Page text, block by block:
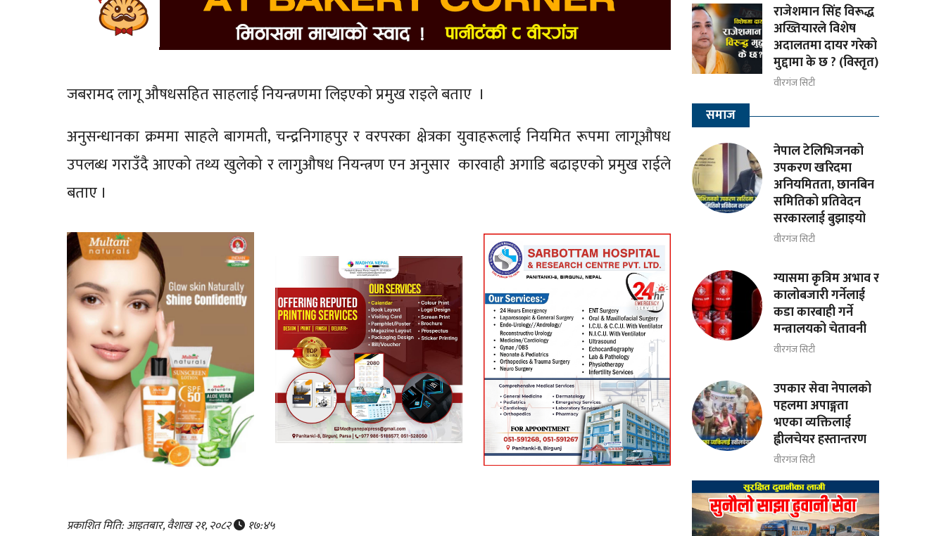
जबरामद लागू औषधसहित साहलाई नियन्त्रणमा लिइएको प्रमुख राइले बताए ।
अनुसन्धानका क्रममा साहले बागमती, चन्द्रनिगाहपुर र वरपरका क्षेत्रका युवाहरूलाई नियमित रूपमा लागूऔषध
उपलब्ध गराउँदै आएको तथ्य खुलेको र लागुऔषध नियन्त्रण एन अनुसार कारवाही अगाडि बढाइएको प्रमुख राईले
बताए ।
प्रकाशित मिति: आइतबार, वैशाख २१, २०८२ १७:४५
राजेशमान सिंह विरूद्ध
अख्तियारले विशेष
अदालतमा दायर गरेको
मुद्दामा के छ ? (विस्तृत)
वीरगंज सिटी
समाज
नेपाल टेलिभिजनको
उपकरण खरिदमा
अनियमितता, छानबिन
समितिको प्रतिवेदन
सरकारलाई बुझाइयो
वीरगंज सिटी
ग्यासमा कृत्रिम अभाव र
कालोबजारी गर्नेलाई
कडा कारबाही गर्ने
मन्त्रालयको चेतावनी
वीरगंज सिटी
उपकार सेवा नेपालको
पहलमा अपाङ्गता
भएका व्यक्तिलाई
ह्वीलचेयर हस्तान्तरण
वीरगंज सिटी